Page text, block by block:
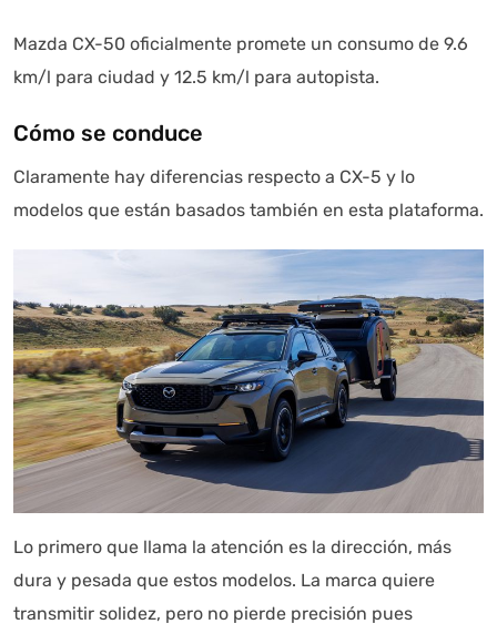
Mazda CX-50 oficialmente promete un consumo de 9.6
km/l para ciudad y 12.5 km/l para autopista.
Cómo se conduce
Claramente hay diferencias respecto a CX-5 y lo
modelos que están basados también en esta plataforma.
Lo primero que llama la atención es la dirección, más
dura y pesada que estos modelos. La marca quiere
transmitir solidez, pero no pierde precisión pues